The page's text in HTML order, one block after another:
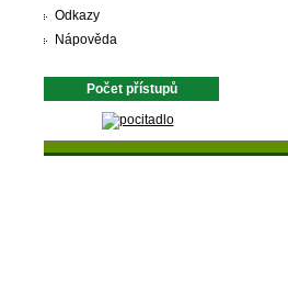
Odkazy
Nápověda
Počet přístupů